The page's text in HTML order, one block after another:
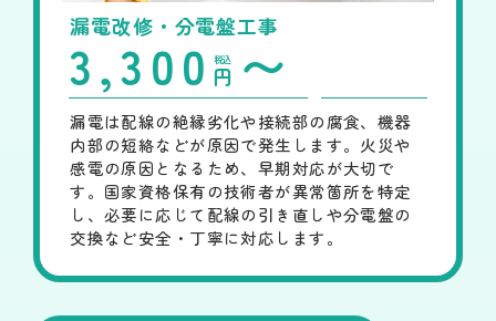
漏電改修・分電盤工事
3,300 円 〜
税込
漏電は配線の絶縁劣化や接続部の腐食、機器
内部の短絡などが原因で発生します。火災や
感電の原因となるため、早期対応が大切で
す。国家資格保有の技術者が異常箇所を特定
し、必要に応じて配線の引き直しや分電盤の
交換など安全・丁寧に対応します。